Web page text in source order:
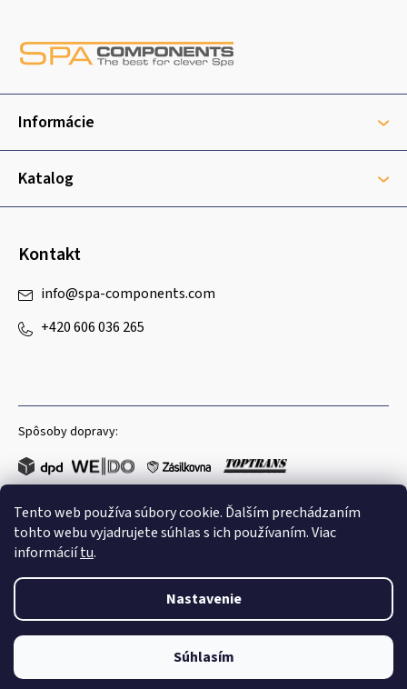
Tento web používa súbory cookie. Ďalším prechádzaním
tohto webu vyjadrujete súhlas s ich používaním. Viac
informáciítu.
Nastavenie
Súhlasím
u
ä
i
Informácie
Katalog
Kontakt
info@spa-components.com
+420 606 036 265
Spôsoby dopravy:
Obľúbené spôsoby platby:
Shoptet
Copyright 2026Spa Components. Všetky práva vyhradené.